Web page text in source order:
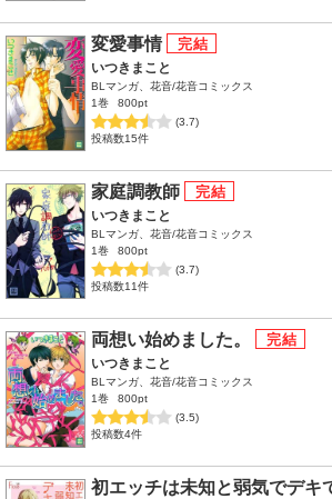
変愛事情
いつきまこと
BLマンガ、花音/花音コミックス
1巻
800pt
(3.7)
投稿数15件
家庭調教師
いつきまこと
BLマンガ、花音/花音コミックス
1巻
800pt
(3.7)
投稿数11件
両想い始めました。
いつきまこと
BLマンガ、花音/花音コミックス
1巻
800pt
(3.5)
投稿数4件
初エッチは未知と弱気でデキ